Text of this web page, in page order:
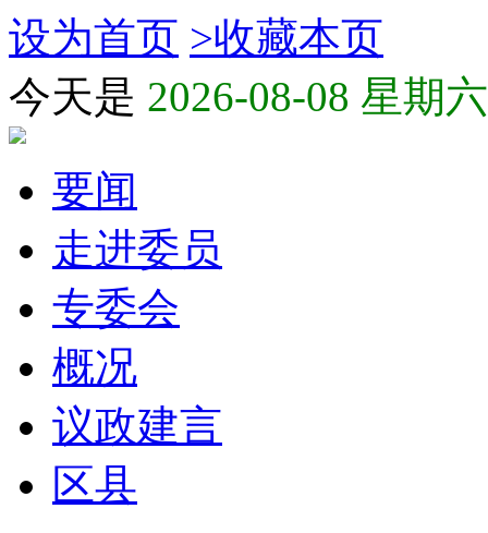
设为首页 >收藏本页
今天是 2026-08-08 星期六
要闻
走进委员
专委会
概况
议政建言
区县